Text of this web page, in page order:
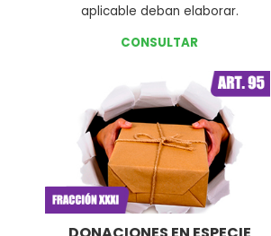
aplicable deban elaborar.
CONSULTAR